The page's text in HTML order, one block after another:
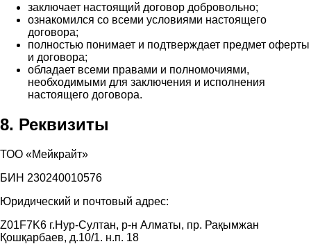
заключает настоящий договор добровольно;
ознакомился со всеми условиями настоящего
договора;
полностью понимает и подтверждает предмет оферты
и договора;
обладает всеми правами и полномочиями,
необходимыми для заключения и исполнения
настоящего договора.
8. Реквизиты
ТОО «Мейкрайт»
БИН 230240010576
Юридический и почтовый адрес:
Z01F7K6 г.Нур-Султан, р-н Алматы, пр. Рақымжан
Қошқарбаев, д.10/1. н.п. 18